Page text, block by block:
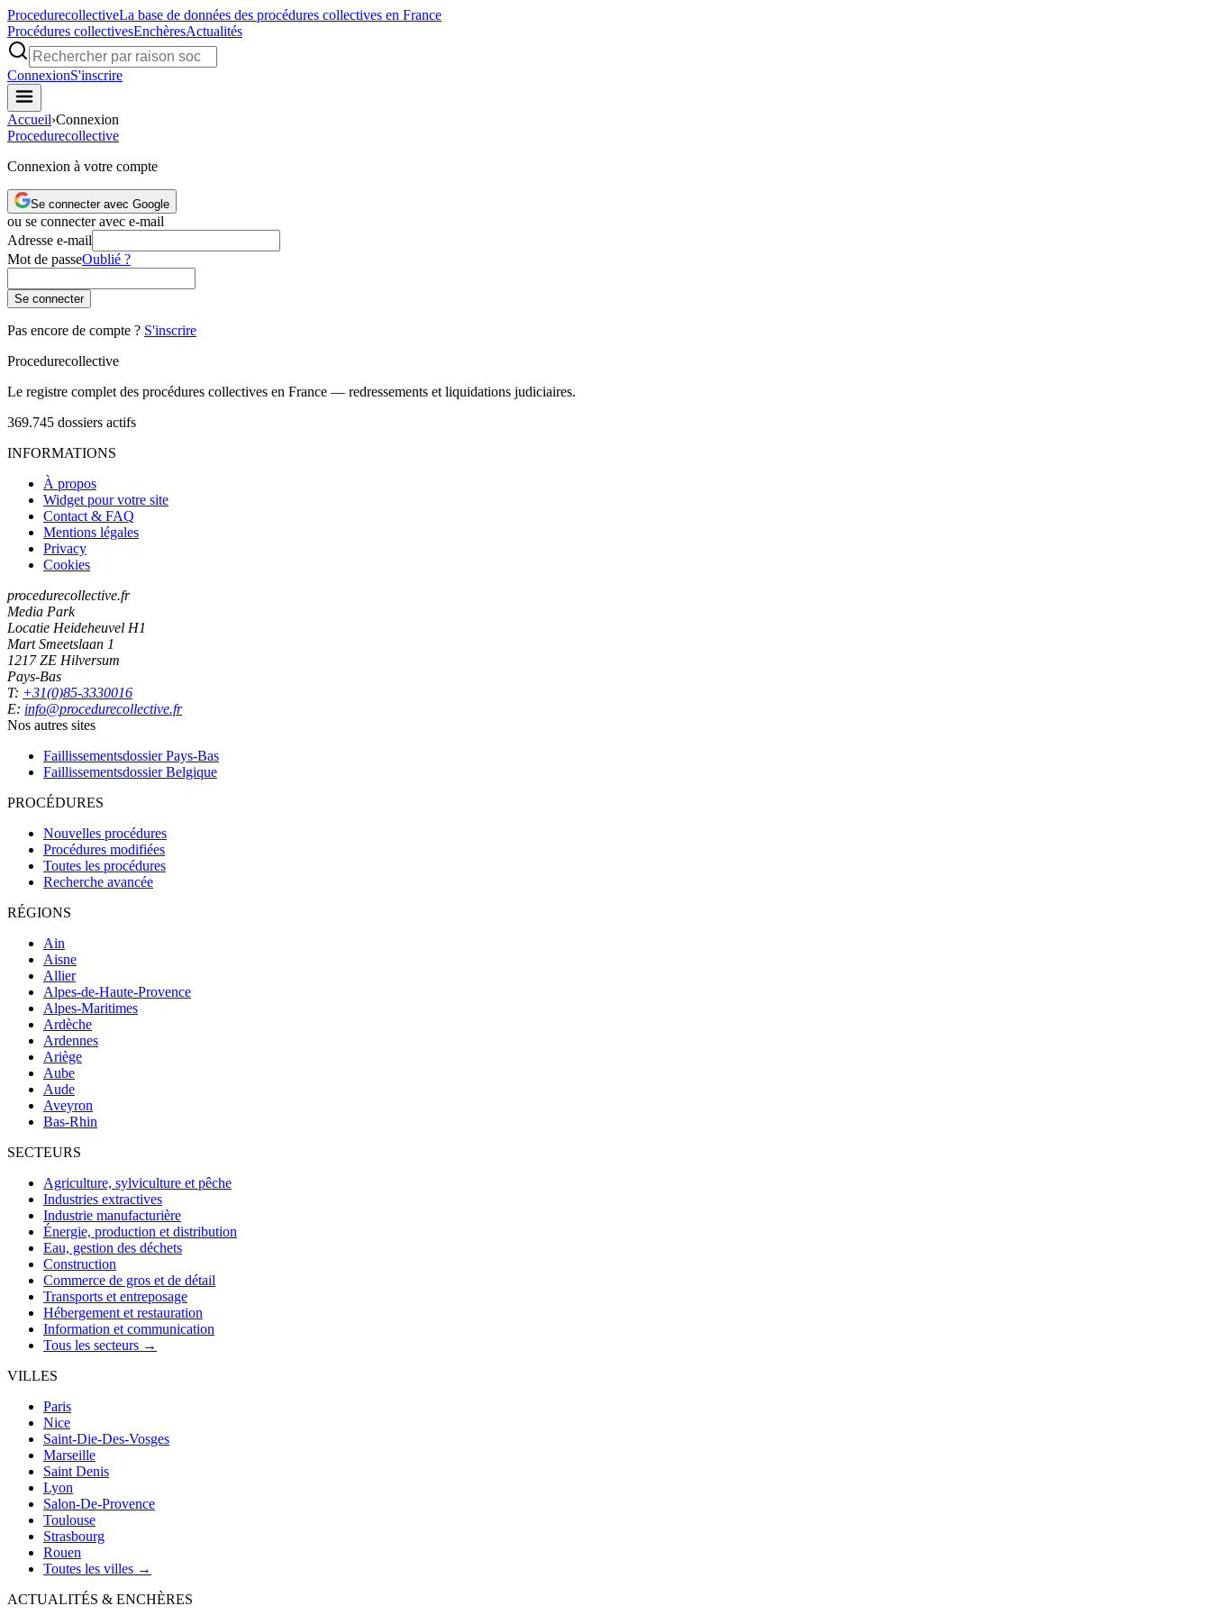
ProcedurecollectiveLa base de données des procédures collectives en France
Procédures collectivesEnchèresActualités
ConnexionS'inscrire
Accueil›Connexion
Procedurecollective
Connexion à votre compte
Se connecter avec Google
ou se connecter avec e-mail
Adresse e-mail
Mot de passeOublié ?
Se connecter
Pas encore de compte ? S'inscrire
Procedurecollective
Le registre complet des procédures collectives en France — redressements et liquidations judiciaires.
369.745 dossiers actifs
INFORMATIONS
À propos
Widget pour votre site
Contact & FAQ
Mentions légales
Privacy
Cookies
procedurecollective.fr
Media Park
Locatie Heideheuvel H1
Mart Smeetslaan 1
1217 ZE Hilversum
Pays-Bas
T: +31(0)85-3330016
E: info@procedurecollective.fr
Nos autres sites
Faillissementsdossier Pays-Bas
Faillissementsdossier Belgique
PROCÉDURES
Nouvelles procédures
Procédures modifiées
Toutes les procédures
Recherche avancée
RÉGIONS
Ain
Aisne
Allier
Alpes-de-Haute-Provence
Alpes-Maritimes
Ardèche
Ardennes
Ariège
Aube
Aude
Aveyron
Bas-Rhin
SECTEURS
Agriculture, sylviculture et pêche
Industries extractives
Industrie manufacturière
Énergie, production et distribution
Eau, gestion des déchets
Construction
Commerce de gros et de détail
Transports et entreposage
Hébergement et restauration
Information et communication
Tous les secteurs →
VILLES
Paris
Nice
Saint-Die-Des-Vosges
Marseille
Saint Denis
Lyon
Salon-De-Provence
Toulouse
Strasbourg
Rouen
Toutes les villes →
ACTUALITÉS & ENCHÈRES